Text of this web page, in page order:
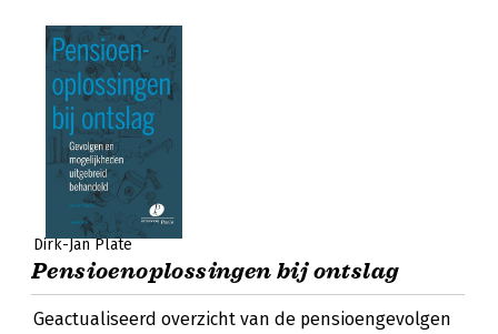
Dirk-Jan Plate
Pensioenoplossingen bij ontslag
Geactualiseerd overzicht van de pensioengevolgen